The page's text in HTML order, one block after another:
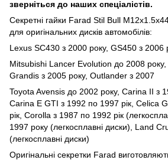
зверніться до наших спеціалістів.
Секретні гайки Farad Stil Bull
для оригінальних дисків автомобілів:
Lexus SC430 з 2000 року, GS450 з 2006
Mitsubishi Lancer Evolution до 2008 року,
Grandis з 2005 року, Outlander з 2007
Toyota Avensis до 2002 року, Carina II з
Carina E GTI з 1992 по 1997 рік, Celica
рік, Corolla з 1987 по 1992 рік
1997 року (легкосплавні диски), Land
(легкосплавні диски)
Оригінальні секретки Farad